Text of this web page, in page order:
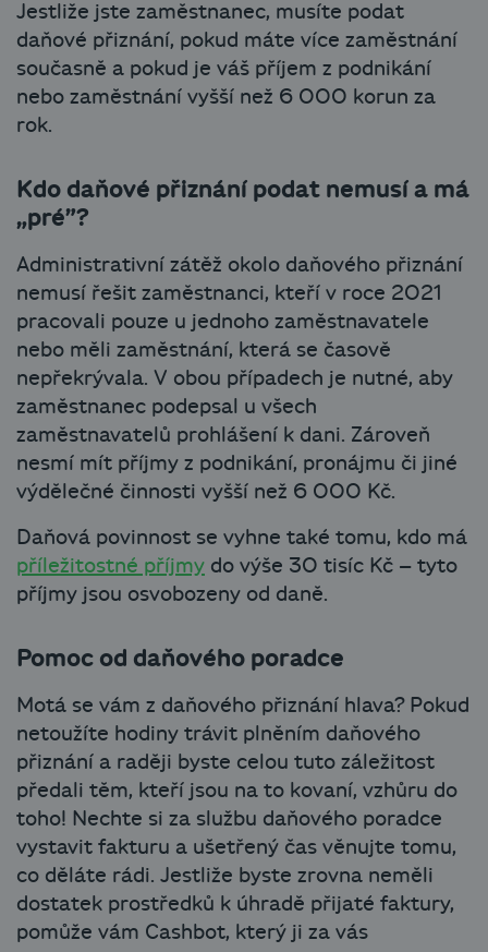
Jestliže jste zaměstnanec, musíte podat
daňové přiznání, pokud máte více zaměstnání
současně a pokud je váš příjem z podnikání
nebo zaměstnání vyšší než 6 000 korun za
rok.
Kdo daňové přiznání podat nemusí a má
„pré”?
Administrativní zátěž okolo daňového přiznání
nemusí řešit zaměstnanci, kteří v roce 2021
pracovali pouze u jednoho zaměstnavatele
nebo měli zaměstnání, která se časově
nepřekrývala. V obou případech je nutné, aby
zaměstnanec podepsal u všech
zaměstnavatelů prohlášení k dani. Zároveň
nesmí mít příjmy z podnikání, pronájmu či jiné
výdělečné činnosti vyšší než 6 000 Kč.
Daňová povinnost se vyhne také tomu, kdo má
příležitostné příjmy do výše 30 tisíc Kč – tyto
příjmy jsou osvobozeny od daně.
Pomoc od daňového poradce
Motá se vám z daňového přiznání hlava? Pokud
netoužíte hodiny trávit plněním daňového
přiznání a raději byste celou tuto záležitost
předali těm, kteří jsou na to kovaní, vzhůru do
toho! Nechte si za službu daňového poradce
vystavit fakturu a ušetřený čas věnujte tomu,
co děláte rádi. Jestliže byste zrovna neměli
dostatek prostředků k úhradě přijaté faktury,
pomůže vám Cashbot, který ji za vás